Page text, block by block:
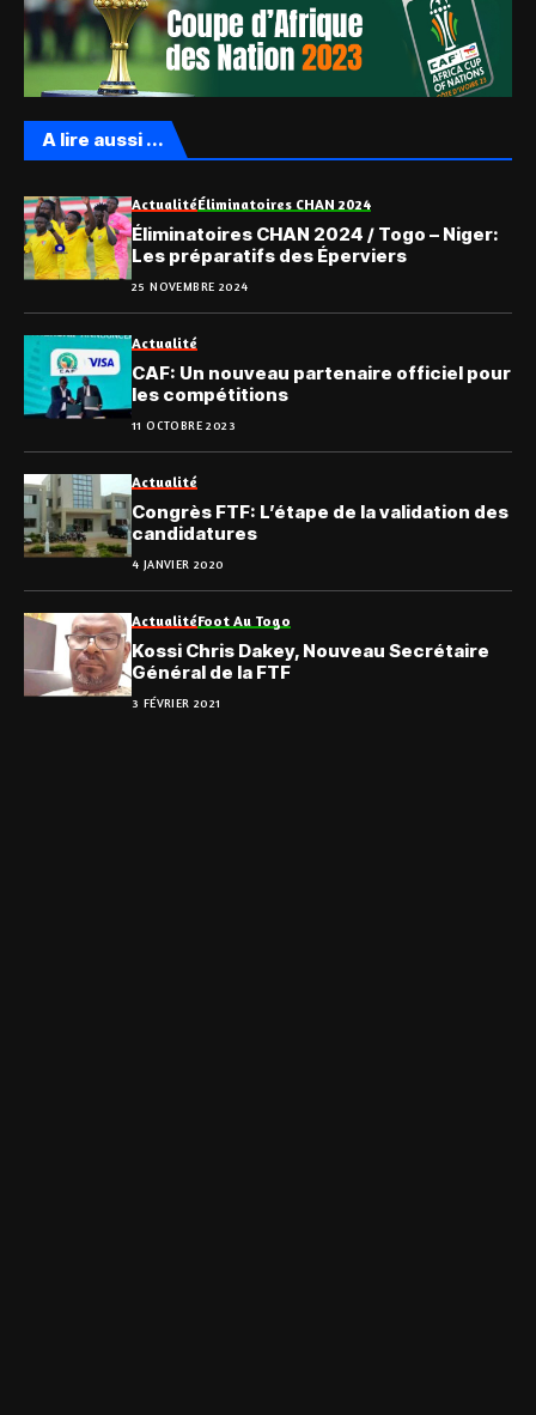
A lire aussi ...
ActualitéÉliminatoires CHAN 2024
Éliminatoires CHAN 2024 / Togo – Niger:
Les préparatifs des Éperviers
25 NOVEMBRE 2024
Actualité
CAF: Un nouveau partenaire officiel pour
les compétitions
11 OCTOBRE 2023
Actualité
Congrès FTF: L’étape de la validation des
candidatures
4 JANVIER 2020
ActualitéFoot Au Togo
Kossi Chris Dakey, Nouveau Secrétaire
Général de la FTF
3 FÉVRIER 2021